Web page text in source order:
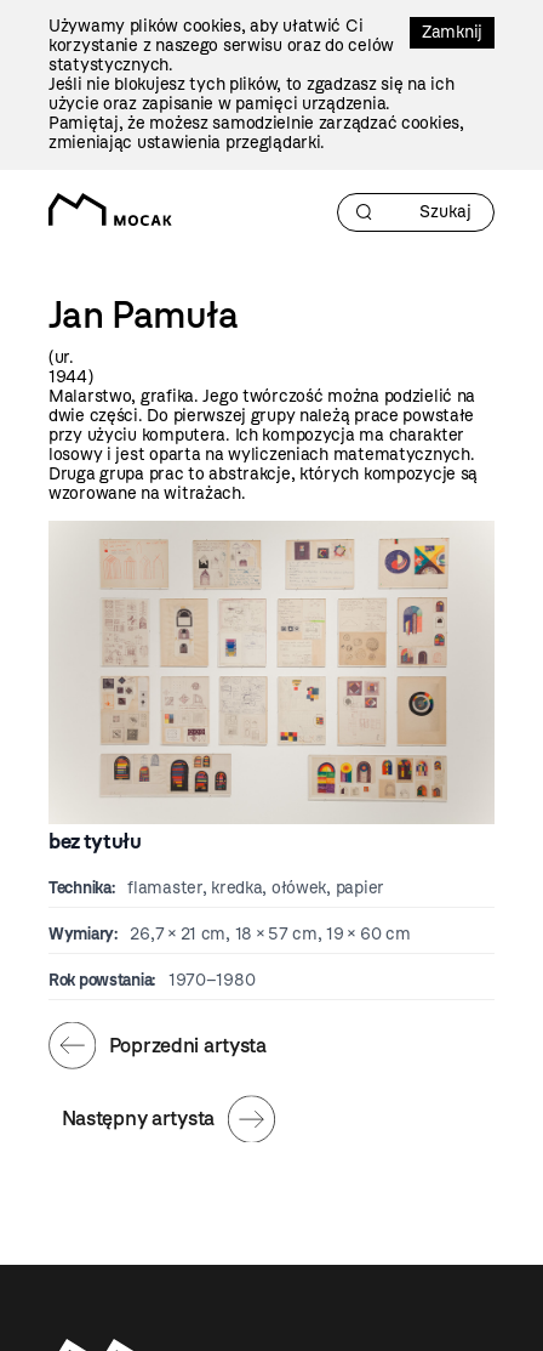
Zamknij
Używamy plików cookies, aby ułatwić Ci
korzystanie z naszego serwisu oraz do celów
statystycznych.
Jeśli nie blokujesz tych plików, to zgadzasz się na ich
użycie oraz zapisanie w pamięci urządzenia.
Pamiętaj, że możesz samodzielnie zarządzać cookies,
zmieniając ustawienia przeglądarki.
Jan Pamuła
(ur.
Malarstwo, grafika. Jego twórczość można podzielić na
dwie części. Do pierwszej grupy należą prace powstałe
przy użyciu komputera. Ich kompozycja ma charakter
losowy i jest oparta na wyliczeniach matematycznych.
Druga grupa prac to abstrakcje, których kompozycje są
wzorowane na witrażach.
bez tytułu
Technika: flamaster, kredka, ołówek, papier
Wymiary: 26,7 × 21 cm, 18 × 57 cm, 19 × 60 cm
Rok powstania: 1970–1980
Następny artysta
Poprzedni artysta